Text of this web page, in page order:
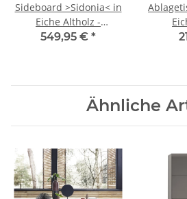
Sideboard >Sidonia< in
Eiche Altholz -
170x94x40cm (BxHxT)
549,95 € *
Ähnliche